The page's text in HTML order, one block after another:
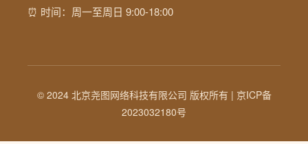
⏰ 时间：周一至周日 9:00-18:00
© 2024 北京尧图网络科技有限公司 版权所有 | 京ICP备
2023032180号